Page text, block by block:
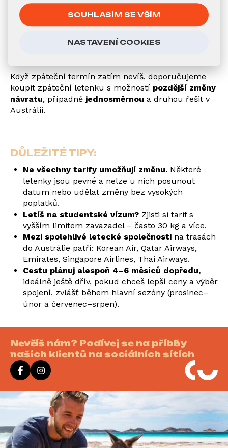
Rezervace zpáteční cesty na letence je možná
max cca 350 dní dopředu.
A protoželetenky mají maximálně roční
, zpáteční cestu musíš stihnout do 12
Když zpáteční termín zatím nevíš, doporučujeme
koupit zpáteční letenku s možností pozdější změny
návratu, případně jednosměrnou a druhou řešit v
Austrálii.
DŮLEŽITÉ TIPY:
Ne všechny tarify umožňují změnu. Některé
letenky jsou pevné a nelze u nich posunout
datum nebo udělat změny bez vysokých
poplatků.
Letíš na studentské vízum? Zjisti si tarif s
vyšším limitem zavazadel – často 30 kg a více.
Mezi spolehlivé letecké společnosti na trasách
do Austrálie patří: Korean Air, Qatar Airways,
Emirates, Singapore Airlines, Thai Airways.
Cestu plánuj alespoň 4–6 měsíců dopředu,
ideálně ještě dřív, pokud chceš lepší ceny a výběr
spojení, zvlášť během hlavní sezóny (prosinec–
únor a červenec–srpen).
Nevěříš nám? Podívej se na příběhy
našich klientů na sociálních sítích
SOUHLASÍM SE VŠÍM
NASTAVENÍ COOKIES